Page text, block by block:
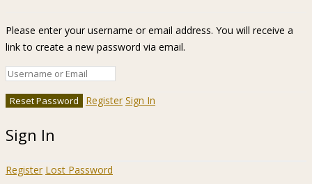
Please enter your username or email address. You will receive a
link to create a new password via email.
Register Sign In
Sign In
Register Lost Password